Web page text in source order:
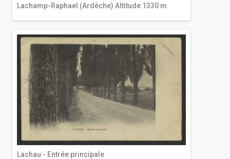
Lachamp-Raphael (Ardèche) Altitude 1330 m.
Lachau - Entrée principale